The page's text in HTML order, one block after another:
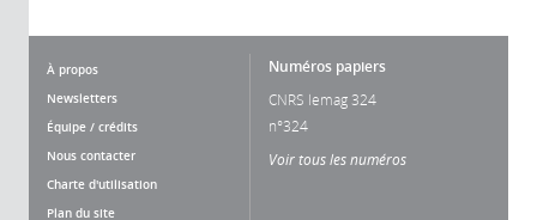
À propos
Newsletters
Équipe / crédits
Nous contacter
Charte d'utilisation
Plan du site
Numéros papiers
CNRS lemag 324
n°324
Voir tous les numéros